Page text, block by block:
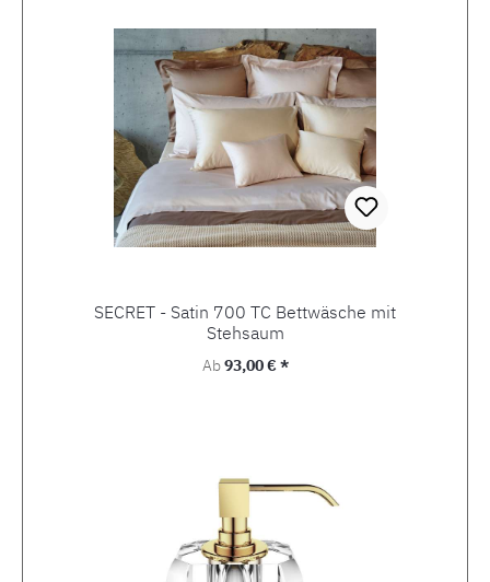
SECRET - Satin 700 TC Bettwäsche mit
Stehsaum
Regulärer Preis:
Ab93,00 € *